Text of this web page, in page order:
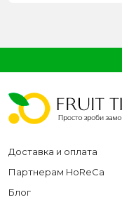
Доставка и оплата
Партнерам HoReCa
Блог